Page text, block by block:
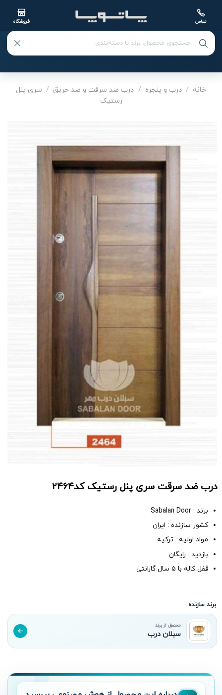
تماس فروشگاه
خانه / درب و پنجره / درب ضد سرقت و ضد حریق / سری پنل
رستیک
درب ضد سرقت سری پنل رستیک کد۲۴۶۴
برند : Sabalan Door
کشور سازنده : ایران
مواد اولیه : ترکیه
بازدید : رایگان
قفل کاله با ۵ سال گارانتی
برند سازنده
محصول از برند
سبلان درب